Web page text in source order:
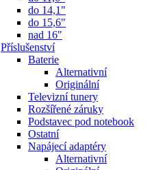
do 14,1"
do 15,6"
nad 16"
Příslušenství
Baterie
Alternativní
Originální
Televizní tunery
Rozšířené záruky
Podstavec pod notebook
Ostatní
Napájecí adaptéry
Alternativní